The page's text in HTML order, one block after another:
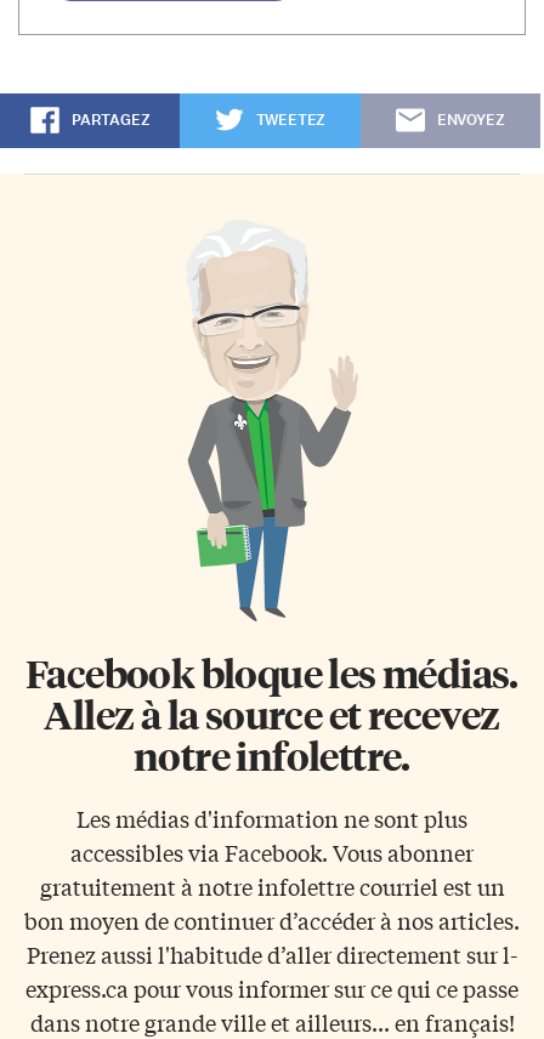
PARTAGEZ TWEETEZ ENVOYEZ
Facebook bloque les médias.
Allez à la source et recevez
notre infolettre.
Les médias d'information ne sont plus
accessibles via Facebook. Vous abonner
gratuitement à notre infolettre courriel est un
bon moyen de continuer d’accéder à nos articles.
Prenez aussi l'habitude d’aller directement sur l-
express.ca pour vous informer sur ce qui ce passe
dans notre grande ville et ailleurs... en français!